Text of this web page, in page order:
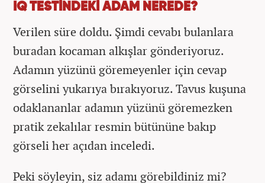
IQ TESTİNDEKİ ADAM NEREDE?
Verilen süre doldu. Şimdi cevabı bulanlara
buradan kocaman alkışlar gönderiyoruz.
Adamın yüzünü göremeyenler için cevap
görselini yukarıya bırakıyoruz. Tavus kuşuna
odaklananlar adamın yüzünü göremezken
pratik zekalılar resmin bütününe bakıp
görseli her açıdan inceledi.
Peki söyleyin, siz adamı görebildiniz mi?